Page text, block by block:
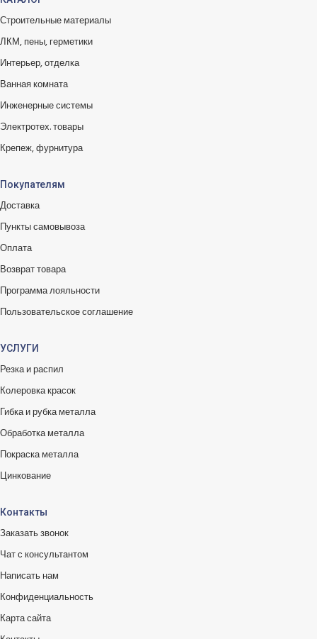
Строительные материалы
ЛКМ, пены, герметики
Интерьер, отделка
Ванная комната
Инженерные системы
Электротех. товары
Крепеж, фурнитура
Покупателям
Доставка
Пункты самовывоза
Оплата
Возврат товара
Программа лояльности
Пользовательское соглашение
УСЛУГИ
Резка и распил
Колеровка красок
Гибка и рубка металла
Обработка металла
Покраска металла
Цинкование
Контакты
Заказать звонок
Чат с консультантом
Написать нам
Конфиденциальность
Карта сайта